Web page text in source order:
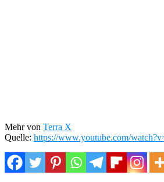
Mehr von Terra X
Quelle: https://www.youtube.com/